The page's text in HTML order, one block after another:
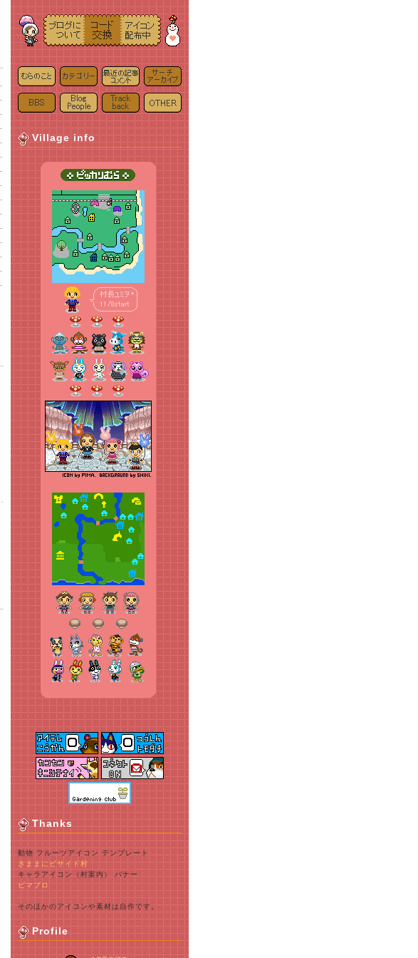
Village info
Thanks
動物 フルーツアイコン テンプレート
きままにビサイド村
キャラアイコン（村案内） バナー
ピマブロ
そのほかのアイコンや素材は自作です。
Profile